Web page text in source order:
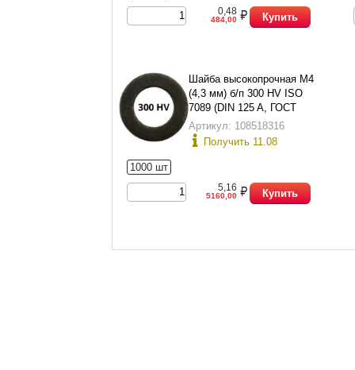
0,48
484,00 Купить
Шайба высокопрочная М4
(4,3 мм) б/п 300 HV ISO
7089 (DIN 125 A, ГОСТ
11371-78 исп.1)
Артикул: 108518316
Получить 11.08
1000 шт
5,16
5160,00 Купить